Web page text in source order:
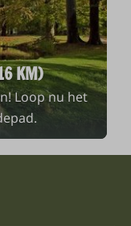
KM)
Loop nu het